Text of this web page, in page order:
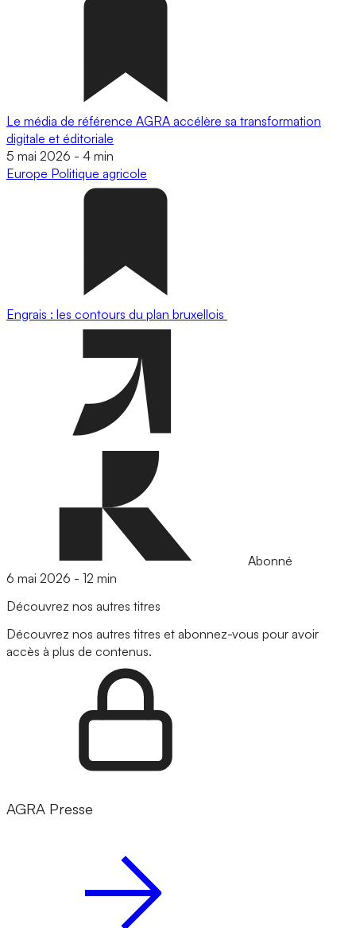
Le média de référence AGRA accélère sa transformation
digitale et éditoriale
5 mai 2026 - 4 min
Europe Politique agricole
Engrais : les contours du plan bruxellois
Abonné
6 mai 2026 - 12 min
Découvrez nos autres titres
Découvrez nos autres titres et abonnez-vous pour avoir
accès à plus de contenus.
AGRA Presse